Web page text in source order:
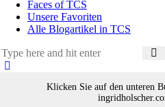
Faces of TCS
Unsere Favoriten
Alle Blogartikel in TCS
Klicken Sie auf den unteren